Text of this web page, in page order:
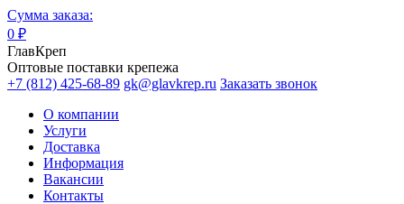
Сумма заказа:
0 ₽
ГлавКреп
Оптовые поставки крепежа
+7 (812) 425-68-89 gk@glavkrep.ru Заказать звонок
О компании
Услуги
Доставка
Информация
Вакансии
Контакты